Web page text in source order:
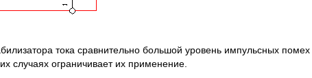
тока сравнительно большой уровень импульсных
случаях ограничивает их применение.